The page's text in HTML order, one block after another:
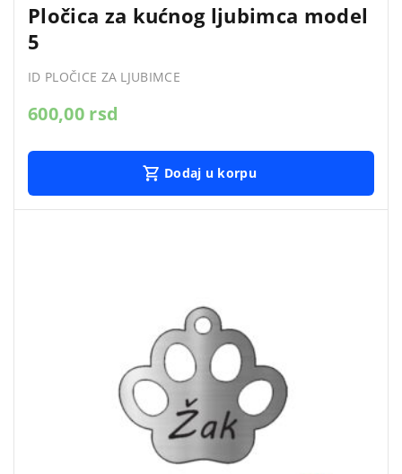
Pločica za kućnog ljubimca model
5
ID PLOČICE ZA LJUBIMCE
600,00 rsd
Dodaj u korpu